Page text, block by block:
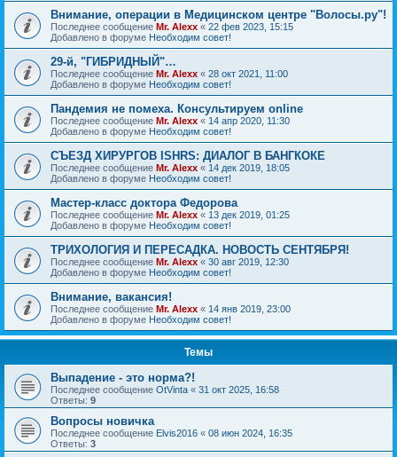
Внимание, операции в Медицинском центре "Волосы.ру"!
Последнее сообщение Mr. Alexx « 22 фев 2023, 15:15
Добавлено в форуме Необходим совет!
29-й, "ГИБРИДНЫЙ"…
Последнее сообщение Mr. Alexx « 28 окт 2021, 11:00
Добавлено в форуме Необходим совет!
Пандемия не помеха. Консультируем online
Последнее сообщение Mr. Alexx « 14 апр 2020, 11:30
Добавлено в форуме Необходим совет!
СЪЕЗД ХИРУРГОВ ISHRS: ДИАЛОГ В БАНГКОКЕ
Последнее сообщение Mr. Alexx « 14 дек 2019, 18:05
Добавлено в форуме Необходим совет!
Мастер-класс доктора Федорова
Последнее сообщение Mr. Alexx « 13 дек 2019, 01:25
Добавлено в форуме Необходим совет!
ТРИХОЛОГИЯ И ПЕРЕСАДКА. НОВОСТЬ СЕНТЯБРЯ!
Последнее сообщение Mr. Alexx « 30 авг 2019, 12:30
Добавлено в форуме Необходим совет!
Внимание, вакансия!
Последнее сообщение Mr. Alexx « 14 янв 2019, 23:00
Добавлено в форуме Необходим совет!
Темы
Выпадение - это норма?!
Последнее сообщение OtVinta « 31 окт 2025, 16:58
Ответы: 9
Вопросы новичка
Последнее сообщение Elvis2016 « 08 июн 2024, 16:35
Ответы: 3